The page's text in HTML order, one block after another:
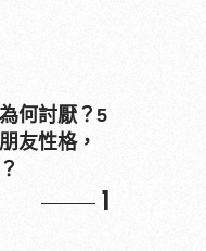
何討厭？5
友性格，
1